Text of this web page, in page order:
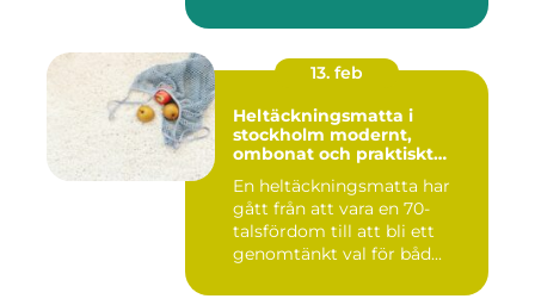
13. feb
Heltäckningsmatta i
stockholm modernt,
ombonat och praktiskt
En heltäckningsmatta har
gått från att vara en 70-
talsfördom till att bli ett
genomtänkt val för båd...